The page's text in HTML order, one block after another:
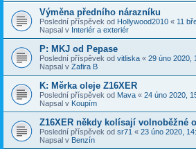
Výměna předního nárazníku
Poslední příspěvek od Hollywood2010 « 11
Napsal v Interiér a exteriér
P: MKJ od Pepase
Poslední příspěvek od vitliska « 29 úno 2020,
Napsal v Zafira B
K: Měrka oleje Z16XER
Poslední příspěvek od Mava « 24 úno 2020,
Napsal v Koupím
Z16XER někdy kolísají volnoběžné
Poslední příspěvek od sr71 « 23 úno 2020,
Napsal v Benzín